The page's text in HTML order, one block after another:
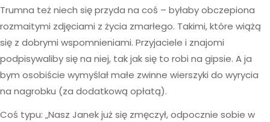
Trumna też niech się przyda na coś – byłaby obczepiona
rozmaitymi zdjęciami z życia zmarłego. Takimi, które wiążą
się z dobrymi wspomnieniami. Przyjaciele i znajomi
podpisywaliby się na niej, tak jak się to robi na gipsie. A ja
bym osobiście wymyślał małe zwinne wierszyki do wyrycia
na nagrobku (za dodatkową opłatą).
Coś typu: „Nasz Janek już się zmęczył, odpocznie sobie w